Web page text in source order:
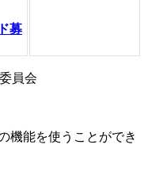
募
員会
機能を使うことができ